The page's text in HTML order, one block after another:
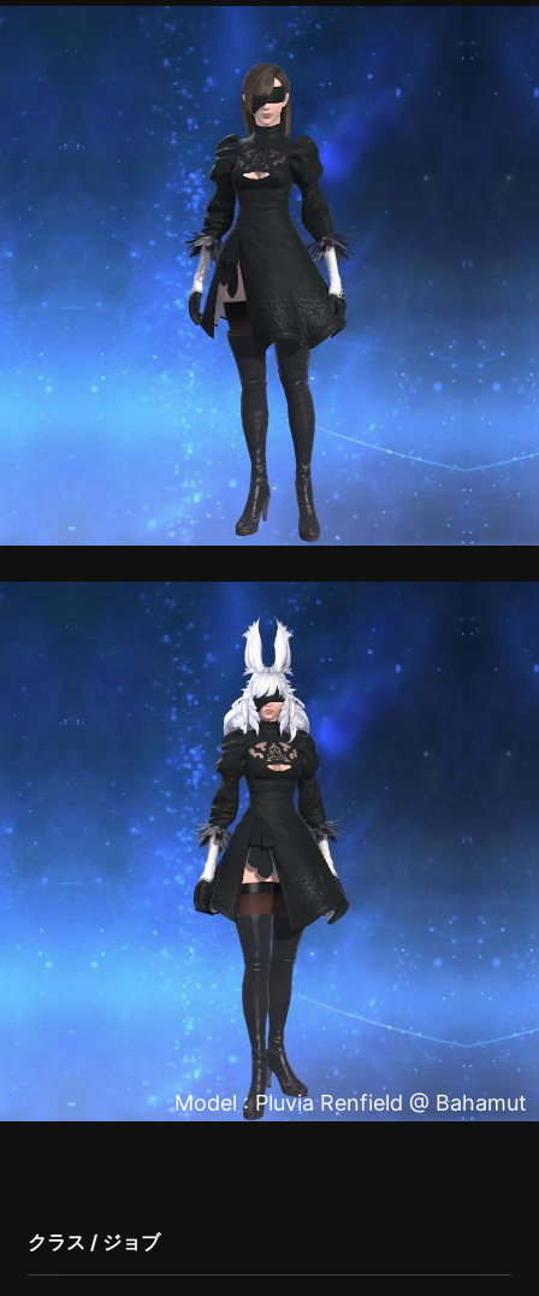
Model : Pluvia Renfield @ Bahamut
クラス / ジョブ